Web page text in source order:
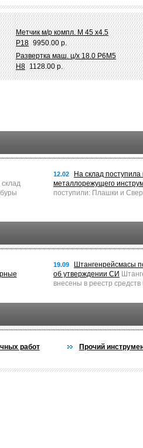
Метчик м/р компл. М 45 х4.5
Р18 9950.00 р.
Развертка маш. ц/х 18.0 Р6М5
Н8 1128.00 р.
12.02
На склад поступила
металлорежущего
поступили: Плашки и
19.09
Штангенрейсмасы
об утверждении СИ
внесены в реестр
работ Прочий